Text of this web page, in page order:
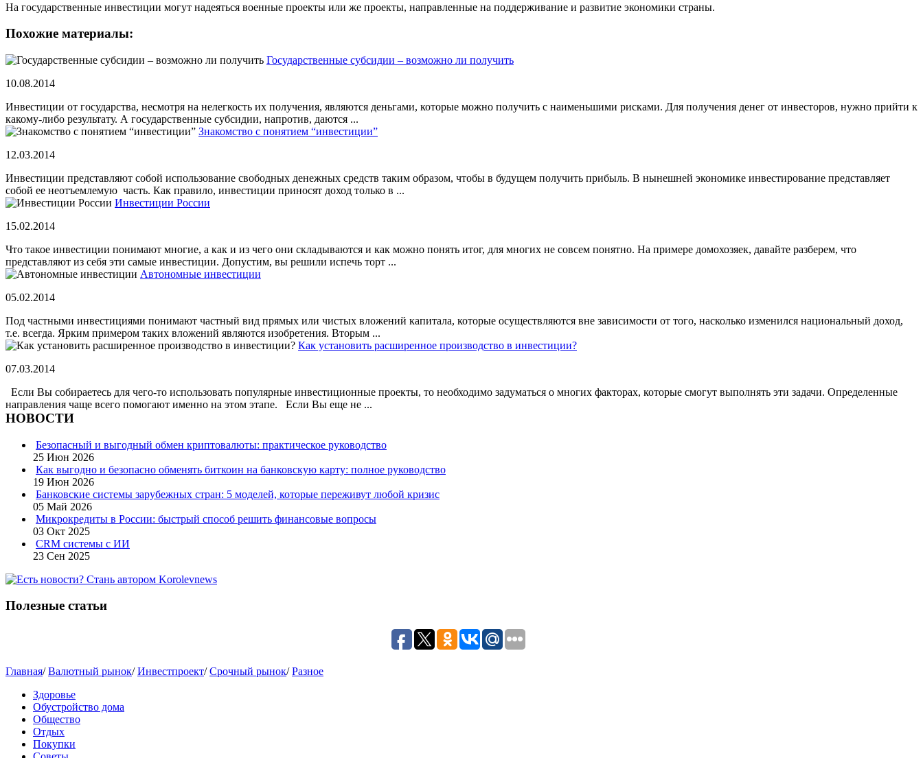
На государственные инвестиции могут надеяться военные проекты или же проекты, направленные на поддерживание и развитие экономики страны.
Похожие материалы:
Государственные субсидии – возможно ли получить
10.08.2014
Инвестиции от государства, несмотря на нелегкость их получения, являются деньгами, которые можно получить с наименьшими рисками. Для получения денег от инвесторов, нужно прийти к
какому-либо результату. А государственные субсидии, напротив, даются ...
Знакомство с понятием “инвестиции”
12.03.2014
Инвестиции представляют собой использование свободных денежных средств таким образом, чтобы в будущем получить прибыль. В нынешней экономике инвестирование представляет
собой ее неотъемлемую часть. Как правило, инвестиции приносят доход только в ...
Инвестиции России
15.02.2014
Что такое инвестиции понимают многие, а как и из чего они складываются и как можно понять итог, для многих не совсем понятно. На примере домохозяек, давайте разберем, что
представляют из себя эти самые инвестиции. Допустим, вы решили испечь торт ...
Автономные инвестиции
05.02.2014
Под частными инвестициями понимают частный вид прямых или чистых вложений капитала, которые осуществляются вне зависимости от того, насколько изменился национальный доход,
т.е. всегда. Ярким примером таких вложений являются изобретения. Вторым ...
Как установить расширенное производство в инвестиции?
07.03.2014
Если Вы собираетесь для чего-то использовать популярные инвестиционные проекты, то необходимо задуматься о многих факторах, которые смогут выполнять эти задачи. Определенные
направления чаще всего помогают именно на этом этапе. Если Вы еще не ...
НОВОСТИ
Безопасный и выгодный обмен криптовалюты: практическое руководство
25 Июн 2026
Как выгодно и безопасно обменять биткоин на банковскую карту: полное руководство
19 Июн 2026
Банковские системы зарубежных стран: 5 моделей, которые переживут любой кризис
05 Май 2026
Микрокредиты в России: быстрый способ решить финансовые вопросы
03 Окт 2025
CRM системы с ИИ
23 Сен 2025
Полезные статьи
Главная/Валютный рынок/Инвестпроект/Срочный рынок/Разное
Здоровье
Обустройство дома
Общество
Отдых
Покупки